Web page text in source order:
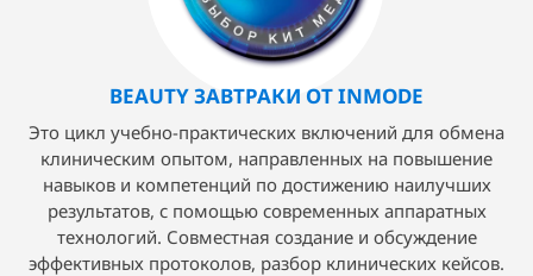
BEAUTY ЗАВТРАКИ ОТ INMODE
Это цикл учебно-практических включений для обмена
клиническим опытом, направленных на повышение
навыков и компетенций по достижению наилучших
результатов, с помощью современных аппаратных
технологий. Совместная создание и обсуждение
эффективных протоколов, разбор клинических кейсов.